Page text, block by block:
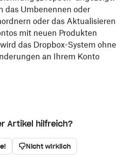
das Umbenennen oder
oder das Aktualisieren
mit neuen Produkten
das Dropbox-System ohne
an Ihrem Konto
Artikel hilfreich?
Nicht wirklich